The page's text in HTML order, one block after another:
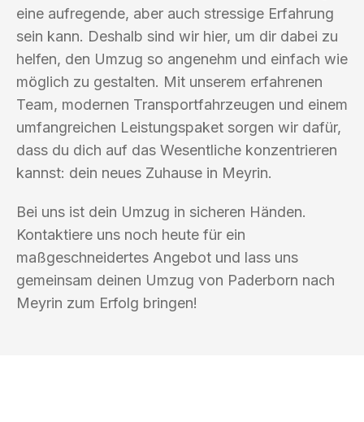
eine aufregende, aber auch stressige Erfahrung
sein kann. Deshalb sind wir hier, um dir dabei zu
helfen, den Umzug so angenehm und einfach wie
möglich zu gestalten. Mit unserem erfahrenen
Team, modernen Transportfahrzeugen und einem
umfangreichen Leistungspaket sorgen wir dafür,
dass du dich auf das Wesentliche konzentrieren
kannst: dein neues Zuhause in Meyrin.
Bei uns ist dein Umzug in sicheren Händen.
Kontaktiere uns noch heute für ein
maßgeschneidertes Angebot und lass uns
gemeinsam deinen Umzug von Paderborn nach
Meyrin zum Erfolg bringen!